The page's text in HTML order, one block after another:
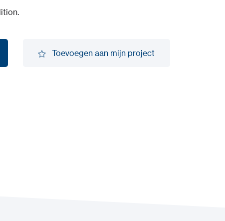
Toevoegen aan mijn project